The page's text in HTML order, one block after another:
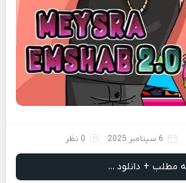
6 سپتامبر 2025 0 نظر
مطلب + دانلود ...